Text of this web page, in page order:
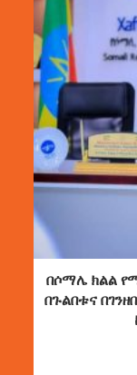
በሶማሌ ክልል
በጉልበቱና